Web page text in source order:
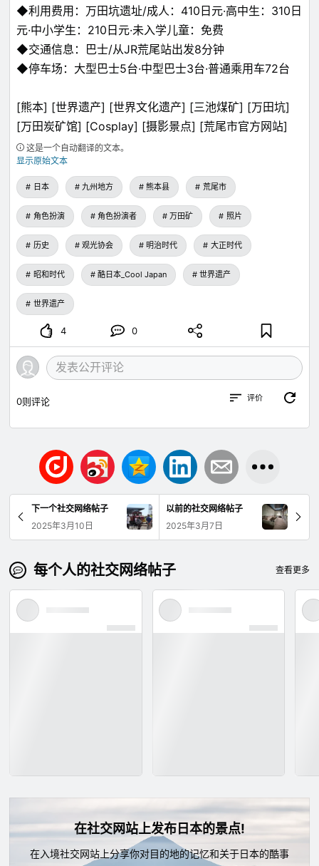
◆利用费用：万田坑遗址/成人：410日元·高中生：310日
元·中小学生：210日元·未入学儿童：免费
◆交通信息：巴士/从JR荒尾站出发8分钟
◆停车场：大型巴士5台·中型巴士3台·普通乘用车72台
[熊本] [世界遗产] [世界文化遗产] [三池煤矿] [万田坑]
[万田炭矿馆] [Cosplay] [摄影景点] [荒尾市官方网站]
这是一个自动翻译的文本。
显示原始文本
日本 九州地方 熊本县 荒尾市
角色扮演 角色扮演者 万田矿 照片
历史 观光协会 明治时代 大正时代
昭和时代 酷日本_Cool Japan 世界遗产
世界遗产
4 0
0则评论 评价
下一个社交网络帖子
2025年3月10日
以前的社交网络帖子
2025年3月7日
每个人的社交网络帖子 查看更多
在社交网站上发布日本的景点!
在入境社交网站上分享你对目的地的记忆和关于日本的酷事